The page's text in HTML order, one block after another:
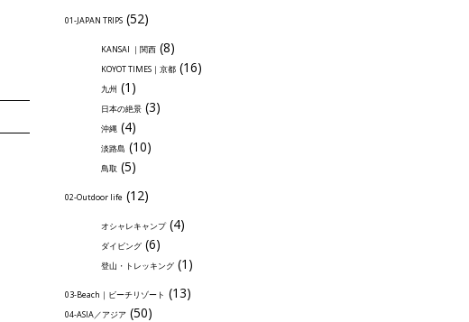
01-JAPAN TRIPS (52)
KANSAI ｜関西 (8)
KOYOT TIMES｜京都 (16)
九州 (1)
日本の絶景 (3)
沖縄 (4)
淡路島 (10)
鳥取 (5)
02-Outdoor life (12)
オシャレキャンプ(4)
ダイビング (6)
登山・トレッキング (1)
03-Beach｜ビーチリゾート (13)
04-ASIA／アジア (50)